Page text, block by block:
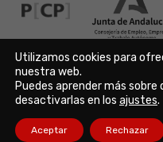
Aviso Legal | Política de
Copyright © 2021. Parque
18006 Granada. España.
Utilizamos cookies para
nuestra web.
Puedes aprender más
desactivarlas en los ajustes.
Aceptar Rechazar